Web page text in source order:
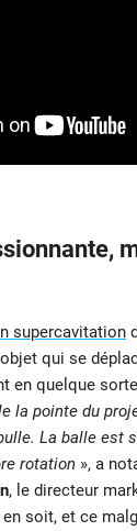
supercavitation
qui se
en quelque
la pointe du
La balle est
rotation », a
, le directeur
en soit, et ce